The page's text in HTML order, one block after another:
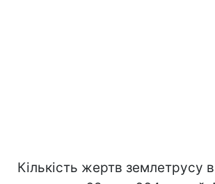
Кількість жертв землетрусу в